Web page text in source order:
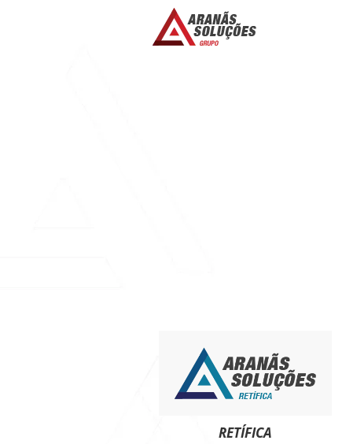
RETÍFICA